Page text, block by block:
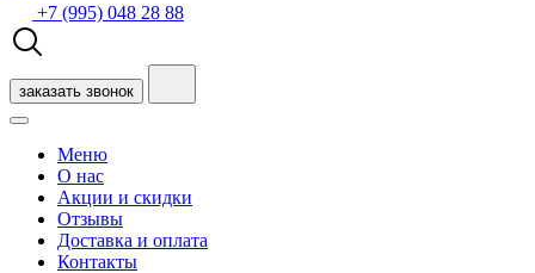
+7 (995) 048 28 88
заказать звонок
Меню
О нас
Акции и скидки
Отзывы
Доставка и оплата
Контакты